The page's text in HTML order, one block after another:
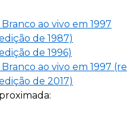
ao vivo em 1997
de 1987)
de 1996)
ao vivo em 1997
de 2017)